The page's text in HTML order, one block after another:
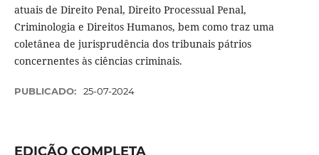
atuais de Direito Penal, Direito Processual Penal,
Criminologia e Direitos Humanos, bem como traz uma
coletânea de jurisprudência dos tribunais pátrios
concernentes às ciências criminais.
PUBLICADO: 25-07-2024
EDIÇÃO COMPLETA